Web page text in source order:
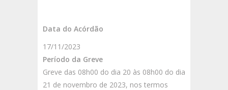
Data do Acórdão
17/11/2023
Período da Greve
Greve das 08h00 do dia 20 às 08h00 do dia
21 de novembro de 2023, nos termos